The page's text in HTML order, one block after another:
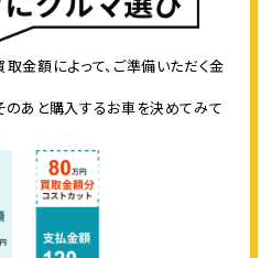
金額によって、ご準備いただく金
のあと購入するお車を決めてみて